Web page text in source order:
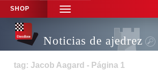
SHOP
TOGGLE
NAVIGATION
Noticias de ajedrez
tag: Jacob Aagard - Página 1